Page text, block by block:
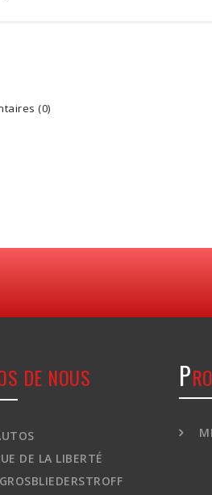
(0)
DE NOUS
DE LA LIBERTÉ
P